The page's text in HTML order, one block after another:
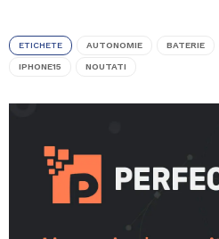
ETICHETE AUTONOMIE BATERIE
IPHONE15 NOUTATI